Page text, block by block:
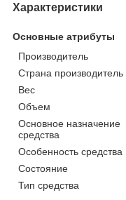
Характеристики
Основные атрибуты
Производитель
Страна производитель
Вес
Объем
Основное назначение
средства
Особенность средства
Состояние
Тип средства